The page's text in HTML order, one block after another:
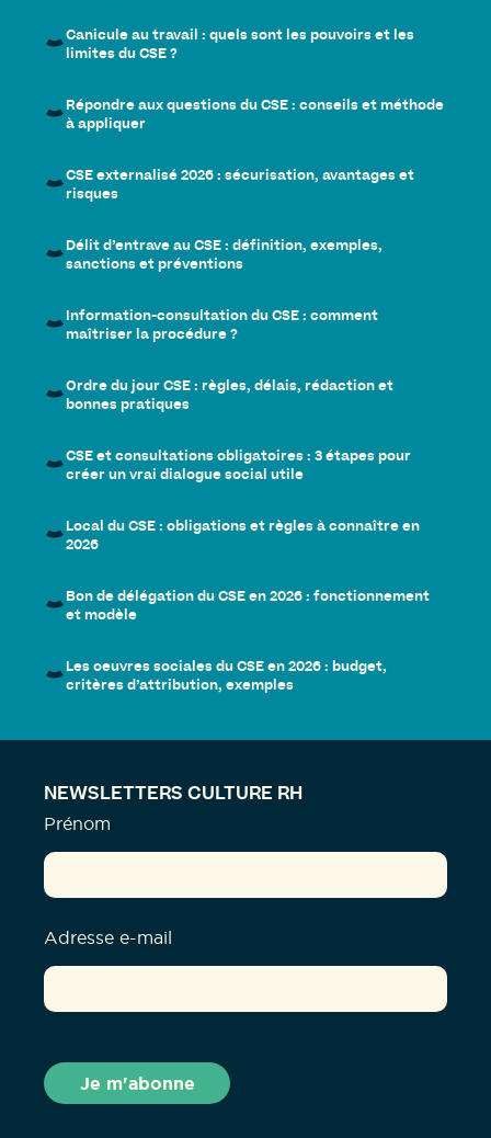
Canicule au travail : quels sont les pouvoirs et les
limites du CSE ?
Répondre aux questions du CSE : conseils et méthode
à appliquer
CSE externalisé 2026 : sécurisation, avantages et
risques
Délit d’entrave au CSE : définition, exemples,
sanctions et préventions
Information-consultation du CSE : comment
maîtriser la procédure ?
Ordre du jour CSE : règles, délais, rédaction et
bonnes pratiques
CSE et consultations obligatoires : 3 étapes pour
créer un vrai dialogue social utile
Local du CSE : obligations et règles à connaître en
2026
Bon de délégation du CSE en 2026 : fonctionnement
et modèle
Les oeuvres sociales du CSE en 2026 : budget,
critères d’attribution, exemples
NEWSLETTERS CULTURE RH
Prénom
Adresse e-mail